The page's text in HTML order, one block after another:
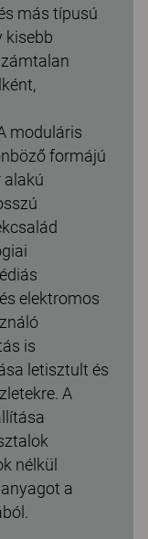
más típusú
kisebb
moduláris
formájú
alakú
elektromos
is
letisztult és
A
nélkül
a